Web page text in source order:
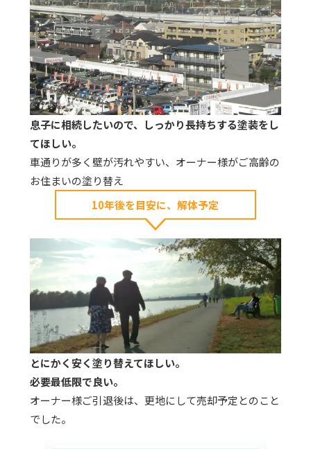
息子に相続したいので、しっかり長持ちする塗装をし
てほしい。
車通りが多く壁が汚れやすい、オーナー様がご高齢の
お住まいの塗り替え
10年後を目安に、解体予定
とにかく安く塗り替えてほしい。
必要最低限で良い。
オーナー様ご引退後は、更地にして売却予定とのこと
でした。